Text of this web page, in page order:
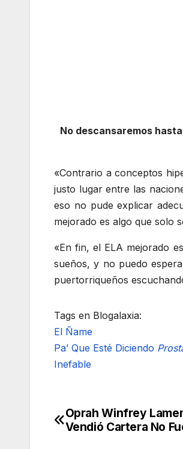
No descansaremos
«Contrario a conceptos
justo lugar entre las
eso no pude explicar
mejorado es algo que solo
«En fin, el ELA mejorado
sueños, y no puedo
puertorriqueños
Tags en Blogalaxia:
El Ñame
Pa’ Que Esté Diciendo
Inefable
Navegación
Oprah Winfrey
Vendió Cartera No